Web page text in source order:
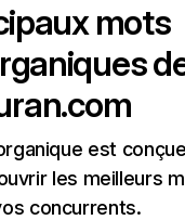
mots
est
les meilleurs
concurrents.